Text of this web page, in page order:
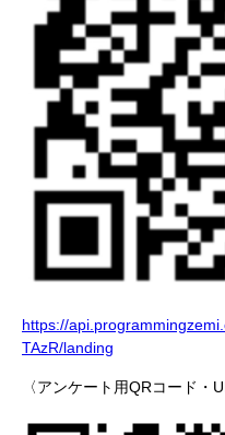
https://
TAzR/landing
〈アンケート用QRコード・